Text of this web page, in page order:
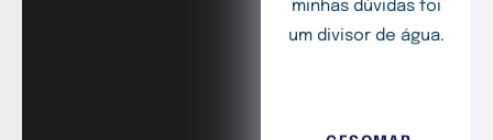
minhas dúvidas foi
um divisor de água.